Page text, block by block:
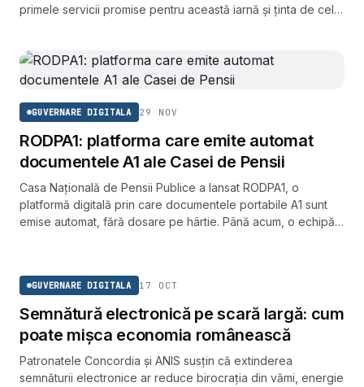
primele servicii promise pentru această iarnă și ținta de cel
GUVERNARE DIGITALA 29 NOV
RODPA1: platforma care emite automat
documentele A1 ale Casei de Pensii
Casa Națională de Pensii Publice a lansat RODPA1, o
platformă digitală prin care documentele portabile A1 sunt
emise automat, fără dosare pe hârtie. Până acum, o echipă
GUVERNARE DIGITALA 17 OCT
Semnătură electronică pe scară largă: cum
poate mișca economia românească
Patronatele Concordia și ANIS susțin că extinderea
semnăturii electronice ar reduce birocrația din vămi, energie